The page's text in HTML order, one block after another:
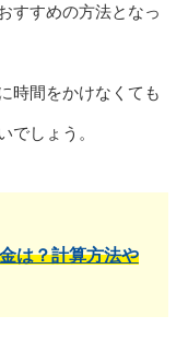
すすめの方法となっ
時間をかけなくても
でしょう。
は？計算方法や